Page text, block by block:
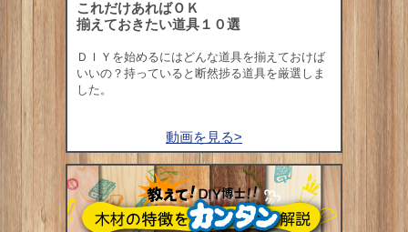
これだけあればＯＫ
揃えておきたい道具１０選
ＤＩＹを始めるにはどんな道具を揃えておけば
いいの？持っていると断然捗る道具を厳選しま
した。
動画を見る>